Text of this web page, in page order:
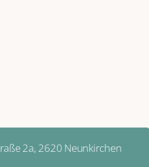
2a, 2620 Neunkirchen